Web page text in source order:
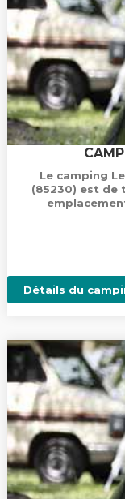
Le camping
(85230) est de
Détails du